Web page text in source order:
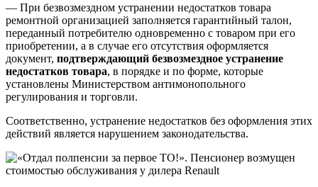
— При безвозмездном устранении недостатков товара
ремонтной организацией заполняется гарантийный талон,
переданный потребителю одновременно с товаром при его
приобретении, а в случае его отсутствия оформляется
документ, подтверждающий безвозмездное устранение
недостатков товара, в порядке и по форме, которые
установлены Министерством антимонопольного
регулирования и торговли.
Соответственно, устранение недостатков без оформления этих
действий является нарушением законодательства.